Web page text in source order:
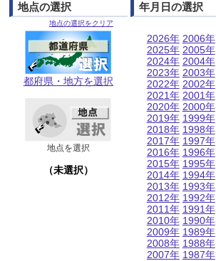
地点の選択
地点の選択をクリア
都府県・地方を選択
地点を選択
（未選択）
年月日の選択
2026年
2025年
2024年
2023年
2022年
2021年
2020年
2019年
2018年
2017年
2016年
2015年
2014年
2013年
2012年
2011年
2010年
2009年
2008年
2007年
2006年
2005年
2004年
2003年
2002年
2001年
2000年
1999年
1998年
1997年
1996年
1995年
1994年
1993年
1992年
1991年
1990年
1989年
1988年
1987年